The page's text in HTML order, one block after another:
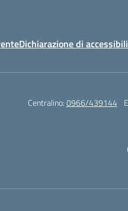
Dichiarazione di
Centralino:0966/439144